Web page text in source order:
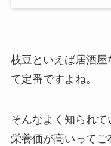
枝豆 といえば居酒
て定番ですよね。
そんなよく知られ
栄養価が高いってご